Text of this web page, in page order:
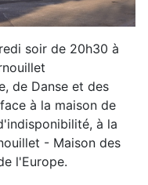
soir de 20h30 à
de Danse et des
à la maison de
à la
- Maison des
l'Europe.